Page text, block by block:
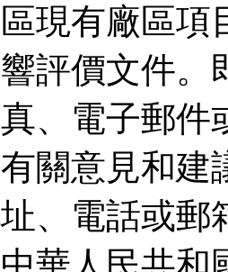
現有廠區項
評價文件。
、電子郵
關意見和
址、電話或
華人民共和